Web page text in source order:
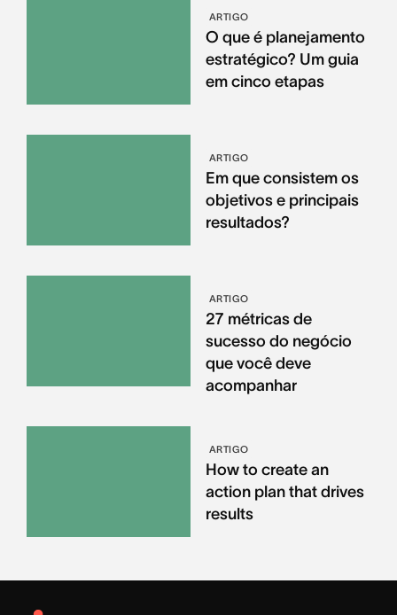
ARTIGO
O que é planejamento
estratégico? Um guia
em cinco etapas
ARTIGO
Em que consistem os
objetivos e principais
resultados?
ARTIGO
27 métricas de
sucesso do negócio
que você deve
acompanhar
ARTIGO
How to create an
action plan that drives
results